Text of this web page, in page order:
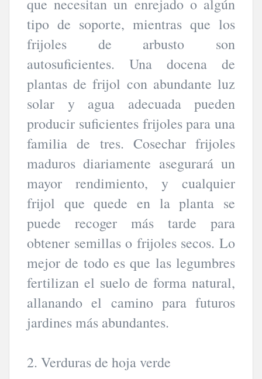
que necesitan un enrejado o algún
tipo de soporte, mientras que los
frijoles de arbusto son
autosuficientes. Una docena de
plantas de frijol con abundante luz
solar y agua adecuada pueden
producir suficientes frijoles para una
familia de tres. Cosechar frijoles
maduros diariamente asegurará un
mayor rendimiento, y cualquier
frijol que quede en la planta se
puede recoger más tarde para
obtener semillas o frijoles secos. Lo
mejor de todo es que las legumbres
fertilizan el suelo de forma natural,
allanando el camino para futuros
jardines más abundantes.
2. Verduras de hoja verde